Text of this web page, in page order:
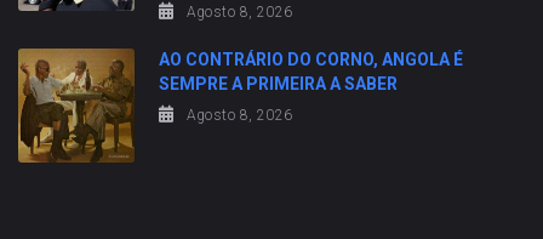
Agosto 8, 2026
AO CONTRÁRIO DO CORNO, ANGOLA É
SEMPRE A PRIMEIRA A SABER
Agosto 8, 2026